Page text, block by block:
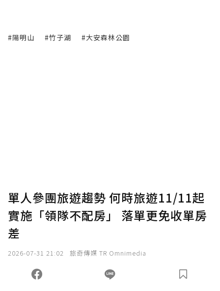
#陽明山 #竹子湖 #大安森林公園
單人參團旅遊趨勢 何時旅遊11/11起
實施「領隊不配房」 落單更免收單房
差
2026-07-31 21:02 旅奇傳媒 TR Omnimedia